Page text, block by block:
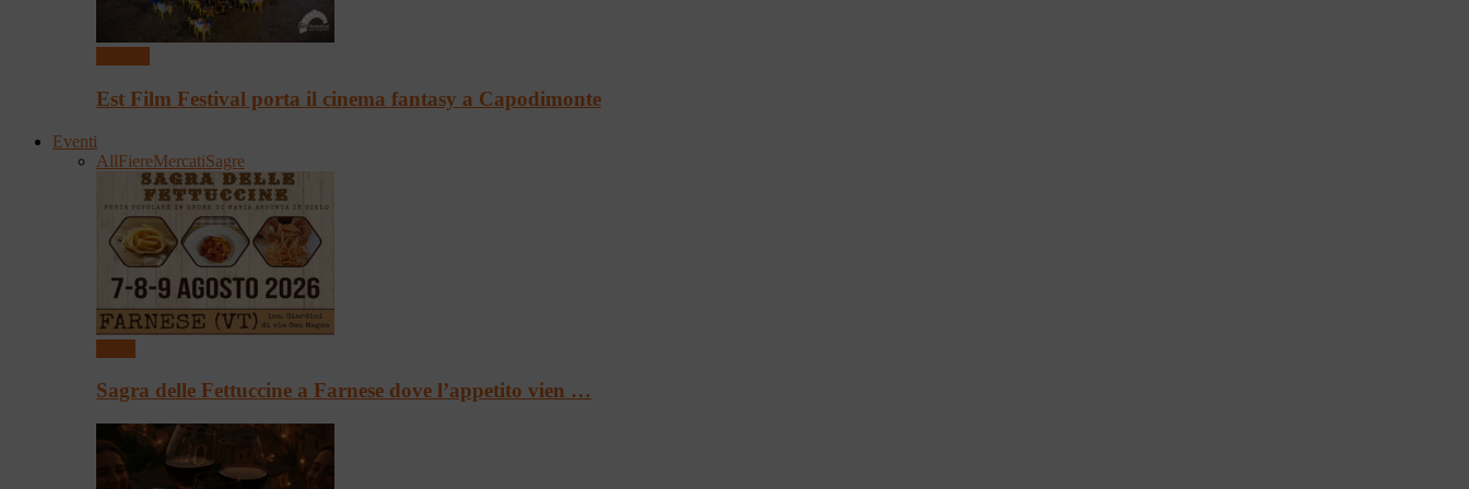
Est Film Festival porta il cinema fantasy a Capodimonte
Eventi
AllFiereMercatiSagre
Sagra delle Fettuccine a Farnese dove l’appetito vien …